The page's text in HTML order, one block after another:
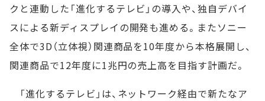
クと連動した「進化するテレビ」の導入や、独自デバイ
スによる新ディスプレイの開発も進める。またソニー
全体で3D（立体視）関連商品を10年度から本格展開し、
関連商品で12年度に1兆円の売上高を目指す計画だ。
「進化するテレビ」は、ネットワーク経由で新たなア